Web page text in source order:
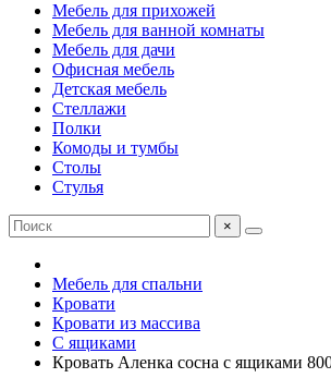
Мебель для прихожей
Мебель для ванной комнаты
Мебель для дачи
Офисная мебель
Детская мебель
Стеллажи
Полки
Комоды и тумбы
Столы
Стулья
×
Мебель для спальни
Кровати
Кровати из массива
С ящиками
Кровать Аленка сосна с ящиками